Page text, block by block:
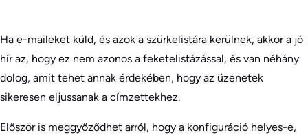
Ha e-maileket küld, és azok a szürkelistára kerülnek, akkor a jó
hír az, hogy ez nem azonos a feketelistázással, és van néhány
dolog, amit tehet annak érdekében, hogy az üzenetek
sikeresen eljussanak a címzettekhez.
Először is meggyőződhet arról, hogy a konfiguráció helyes-e,